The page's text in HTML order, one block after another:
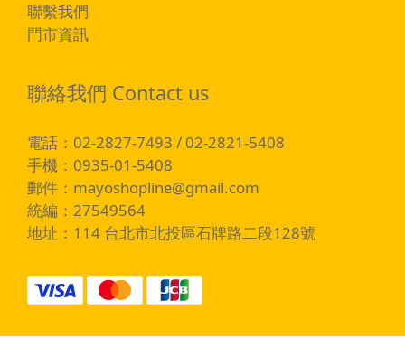
聯繫我們
門市資訊
聯絡我們 Contact us
電話：02-2827-7493 / 02-2821-5408
手機：0935-01-5408
郵件： mayoshopline@gmail.com
統編：27549564
地址：114 台北市北投區石牌路二段128號